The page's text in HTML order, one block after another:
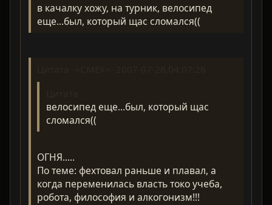
в качалку хожу, на турник, велосипед
еще...был, который щас сломался((
велосипед еще...был, который щас
сломался((
ОГНЯ.....
По теме: фехтовал раньше и плавал, а
когда переменилась власть токо учеба,
робота, философия и алкогонизм!!!